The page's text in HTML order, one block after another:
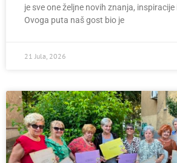
je sve one željne novih znanja,
Ovoga puta naš gost bio je
21 Jula, 2026